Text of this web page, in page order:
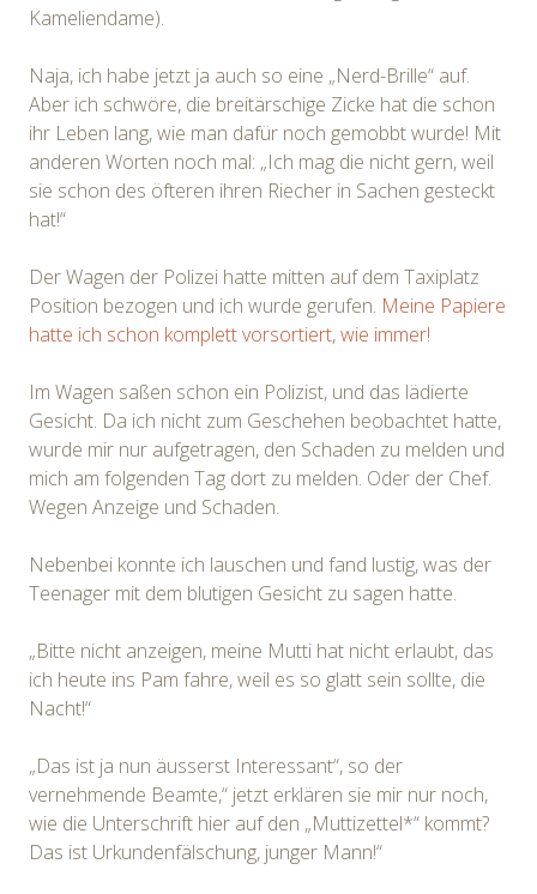
Kameliendame).
Naja, ich habe jetzt ja auch so eine „Nerd-Brille“ auf.
Aber ich schwöre, die breitärschige Zicke hat die schon
ihr Leben lang, wie man dafür noch gemobbt wurde! Mit
anderen Worten noch mal: „Ich mag die nicht gern, weil
sie schon des öfteren ihren Riecher in Sachen gesteckt
hat!“
Der Wagen der Polizei hatte mitten auf dem Taxiplatz
Position bezogen und ich wurde gerufen. Meine Papiere
hatte ich schon komplett vorsortiert, wie immer!
Im Wagen saßen schon ein Polizist, und das lädierte
Gesicht. Da ich nicht zum Geschehen beobachtet hatte,
wurde mir nur aufgetragen, den Schaden zu melden und
mich am folgenden Tag dort zu melden. Oder der Chef.
Wegen Anzeige und Schaden.
Nebenbei konnte ich lauschen und fand lustig, was der
Teenager mit dem blutigen Gesicht zu sagen hatte.
„Bitte nicht anzeigen, meine Mutti hat nicht erlaubt, das
ich heute ins Pam fahre, weil es so glatt sein sollte, die
Nacht!“
„Das ist ja nun äusserst Interessant“, so der
vernehmende Beamte,“ jetzt erklären sie mir nur noch,
wie die Unterschrift hier auf den „Muttizettel*“ kommt?
Das ist Urkundenfälschung, junger Mann!“